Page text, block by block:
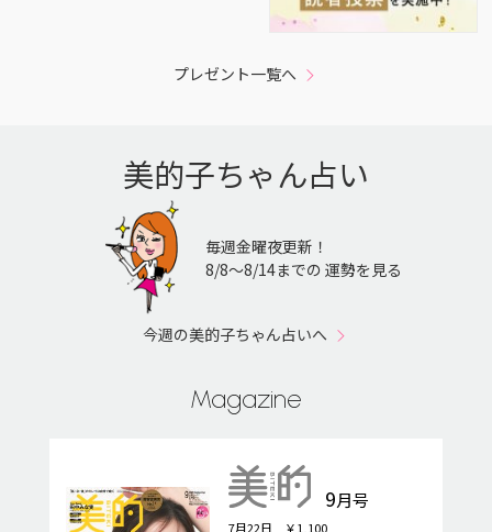
プレゼント一覧へ
美的子ちゃん占い
毎週金曜夜更新！
8/8〜8/14までの 運勢を見る
今週の美的子ちゃん占いへ
Magazine
9月号
7月22日 ￥1,100